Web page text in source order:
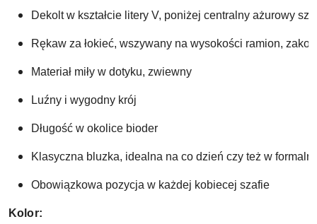
Dekolt w kształcie litery V, poniżej centralny ażurowy
Rękaw za łokieć, wszywany na wysokości ramion,
Materiał miły w dotyku, zwiewny
Luźny i wygodny krój
Długość w okolice bioder
Klasyczna bluzka, idealna na co dzień czy też w
Obowiązkowa pozycja w każdej kobiecej szafie
Kolor: